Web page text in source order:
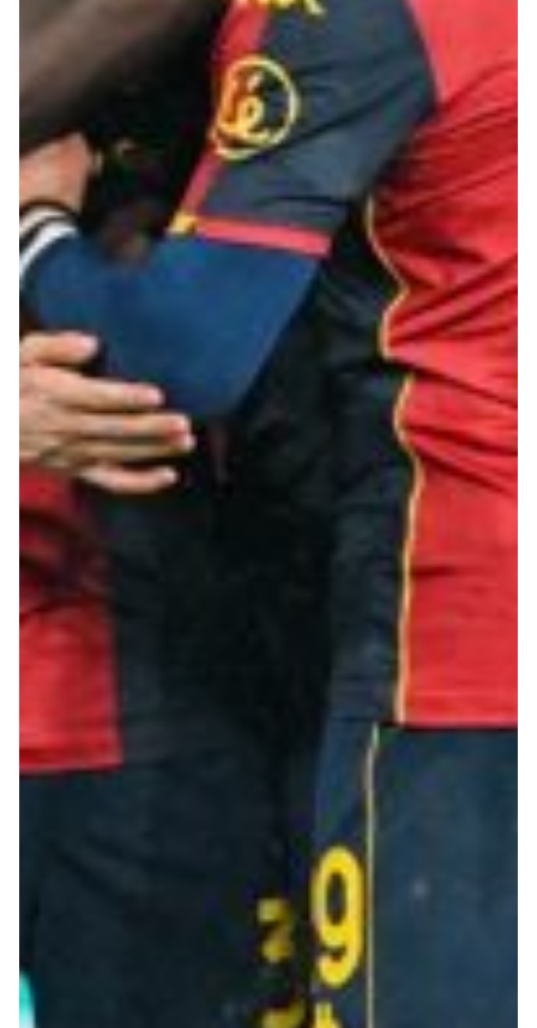
Robe di Kappa x Genoa
Vintage Collection
Red&Blue Voices
Kids
Accessori
Party
Outlet
Caffè Boasi x Genoa
Helan x Genoa
Gift Card Online Store
Fortissimo batte il mio cuor